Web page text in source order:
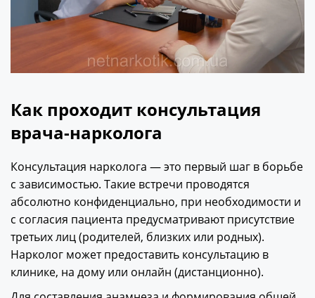
Как проходит консультация
врача-нарколога
Консультация нарколога — это первый шаг в борьбе
с зависимостью. Такие встречи проводятся
абсолютно конфиденциально, при необходимости и
с согласия пациента предусматривают присутствие
третьих лиц (родителей, близких или родных).
Нарколог может предоставить консультацию в
клинике, на дому или онлайн (дистанционно).